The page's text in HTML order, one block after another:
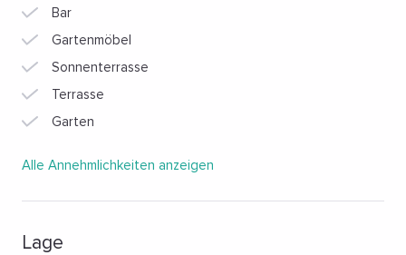
Bar
Gartenmöbel
Sonnenterrasse
Terrasse
Garten
Alle Annehmlichkeiten anzeigen
Lage